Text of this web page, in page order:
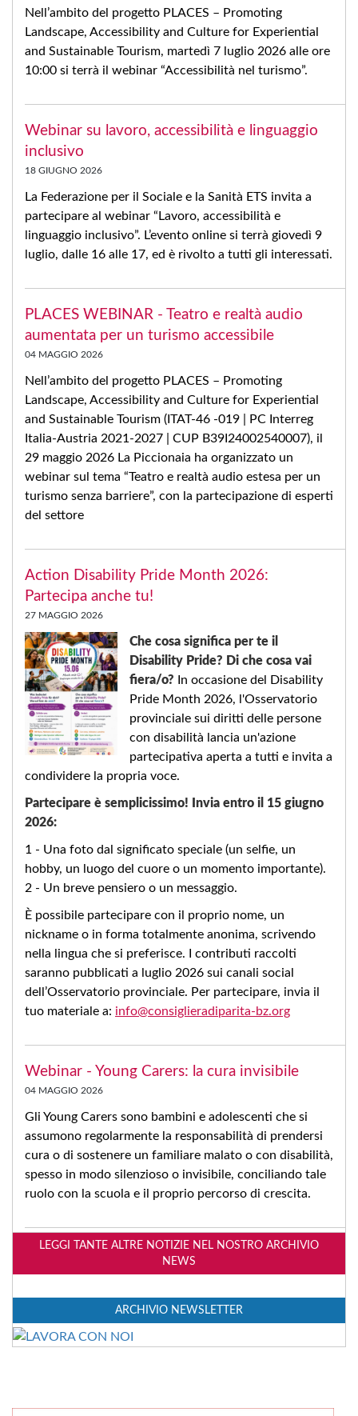
Nell’ambito del progetto PLACES – Promoting
Landscape, Accessibility and Culture for Experiential
and Sustainable Tourism, martedì 7 luglio 2026 alle ore
10:00 si terrà il webinar “Accessibilità nel turismo”.
Webinar su lavoro, accessibilità e linguaggio
inclusivo
18 GIUGNO 2026
La Federazione per il Sociale e la Sanità ETS invita a
partecipare al webinar “Lavoro, accessibilità e
linguaggio inclusivo”. L’evento online si terrà giovedì 9
luglio, dalle 16 alle 17, ed è rivolto a tutti gli interessati.
PLACES WEBINAR - Teatro e realtà audio
aumentata per un turismo accessibile
04 MAGGIO 2026
Nell’ambito del progetto PLACES – Promoting
Landscape, Accessibility and Culture for Experiential
and Sustainable Tourism (ITAT-46 -019 | PC Interreg
Italia-Austria 2021-2027 | CUP B39I24002540007), il
29 maggio 2026 La Piccionaia ha organizzato un
webinar sul tema “Teatro e realtà audio estesa per un
turismo senza barriere”, con la partecipazione di esperti
del settore
Action Disability Pride Month 2026:
Partecipa anche tu!
27 MAGGIO 2026
Che cosa significa per te il
Disability Pride? Di che cosa vai
fiera/o? In occasione del Disability
Pride Month 2026, l'Osservatorio
provinciale sui diritti delle persone
con disabilità lancia un'azione
partecipativa aperta a tutti e invita a
condividere la propria voce.
Partecipare è semplicissimo! Invia entro il 15 giugno
2026:
1 - Una foto dal significato speciale (un selfie, un
hobby, un luogo del cuore o un momento importante).
2 - Un breve pensiero o un messaggio.
È possibile partecipare con il proprio nome, un
nickname o in forma totalmente anonima, scrivendo
nella lingua che si preferisce. I contributi raccolti
saranno pubblicati a luglio 2026 sui canali social
dell’Osservatorio provinciale. Per partecipare, invia il
tuo materiale a: info@consiglieradiparita-bz.org
Webinar - Young Carers: la cura invisibile
04 MAGGIO 2026
Gli Young Carers sono bambini e adolescenti che si
assumono regolarmente la responsabilità di prendersi
cura o di sostenere un familiare malato o con disabilità,
spesso in modo silenzioso o invisibile, conciliando tale
ruolo con la scuola e il proprio percorso di crescita.
LEGGI TANTE ALTRE NOTIZIE NEL NOSTRO ARCHIVIO
NEWS
ARCHIVIO NEWSLETTER